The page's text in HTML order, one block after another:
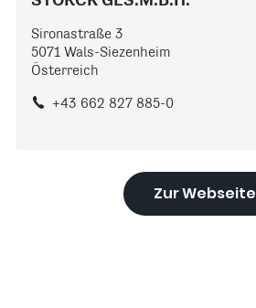
Sironastraße 3
5071 Wals-Siezenheim
Österreich
+43 662 827 885-0
Zur Webseite